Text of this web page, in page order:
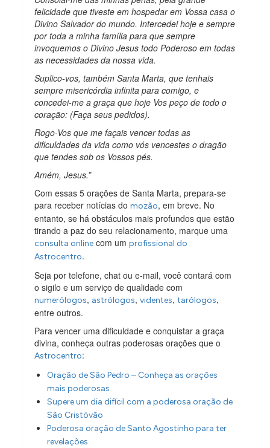
felicidade que tiveste em hospedar em Vossa casa o
Divino Salvador do mundo. Intercedei hoje e sempre
por toda a minha família para que sempre
invoquemos o Divino Jesus todo Poderoso em todas
as necessidades da nossa vida.
Suplico-vos, também Santa Marta, que tenhais
sempre misericórdia infinita para comigo, e
concedei-me a graça que hoje Vos peço de todo o
coração: (Faça seus pedidos).
Rogo-Vos que me façais vencer todas as
dificuldades da vida como vós vencestes o dragão
que tendes sob os Vossos pés.
Amém, Jesus.”
Com essas 5 orações de Santa Marta, prepara-se
para receber notícias domozão, em breve. No
entanto, se há obstáculos mais profundos que estão
tirando a paz do seu relacionamento, marque uma
consulta online com umprofissional do
Astrocentro.
Seja por telefone, chat ou e-mail, você contará com
o sigilo e um serviço de qualidade com
numerólogos, astrólogos,videntes,tarólogos,
entre outros.
Para vencer uma dificuldade e conquistar a graça
divina, conheça outras poderosas orações que o
Astrocentro:
Oração de São Pedro – Conheça as orações
mais poderosas
Supere um dia difícil com a poderosa oração de
São Cristóvão
Poderosa oração de Santo Agostinho para ter
revelações